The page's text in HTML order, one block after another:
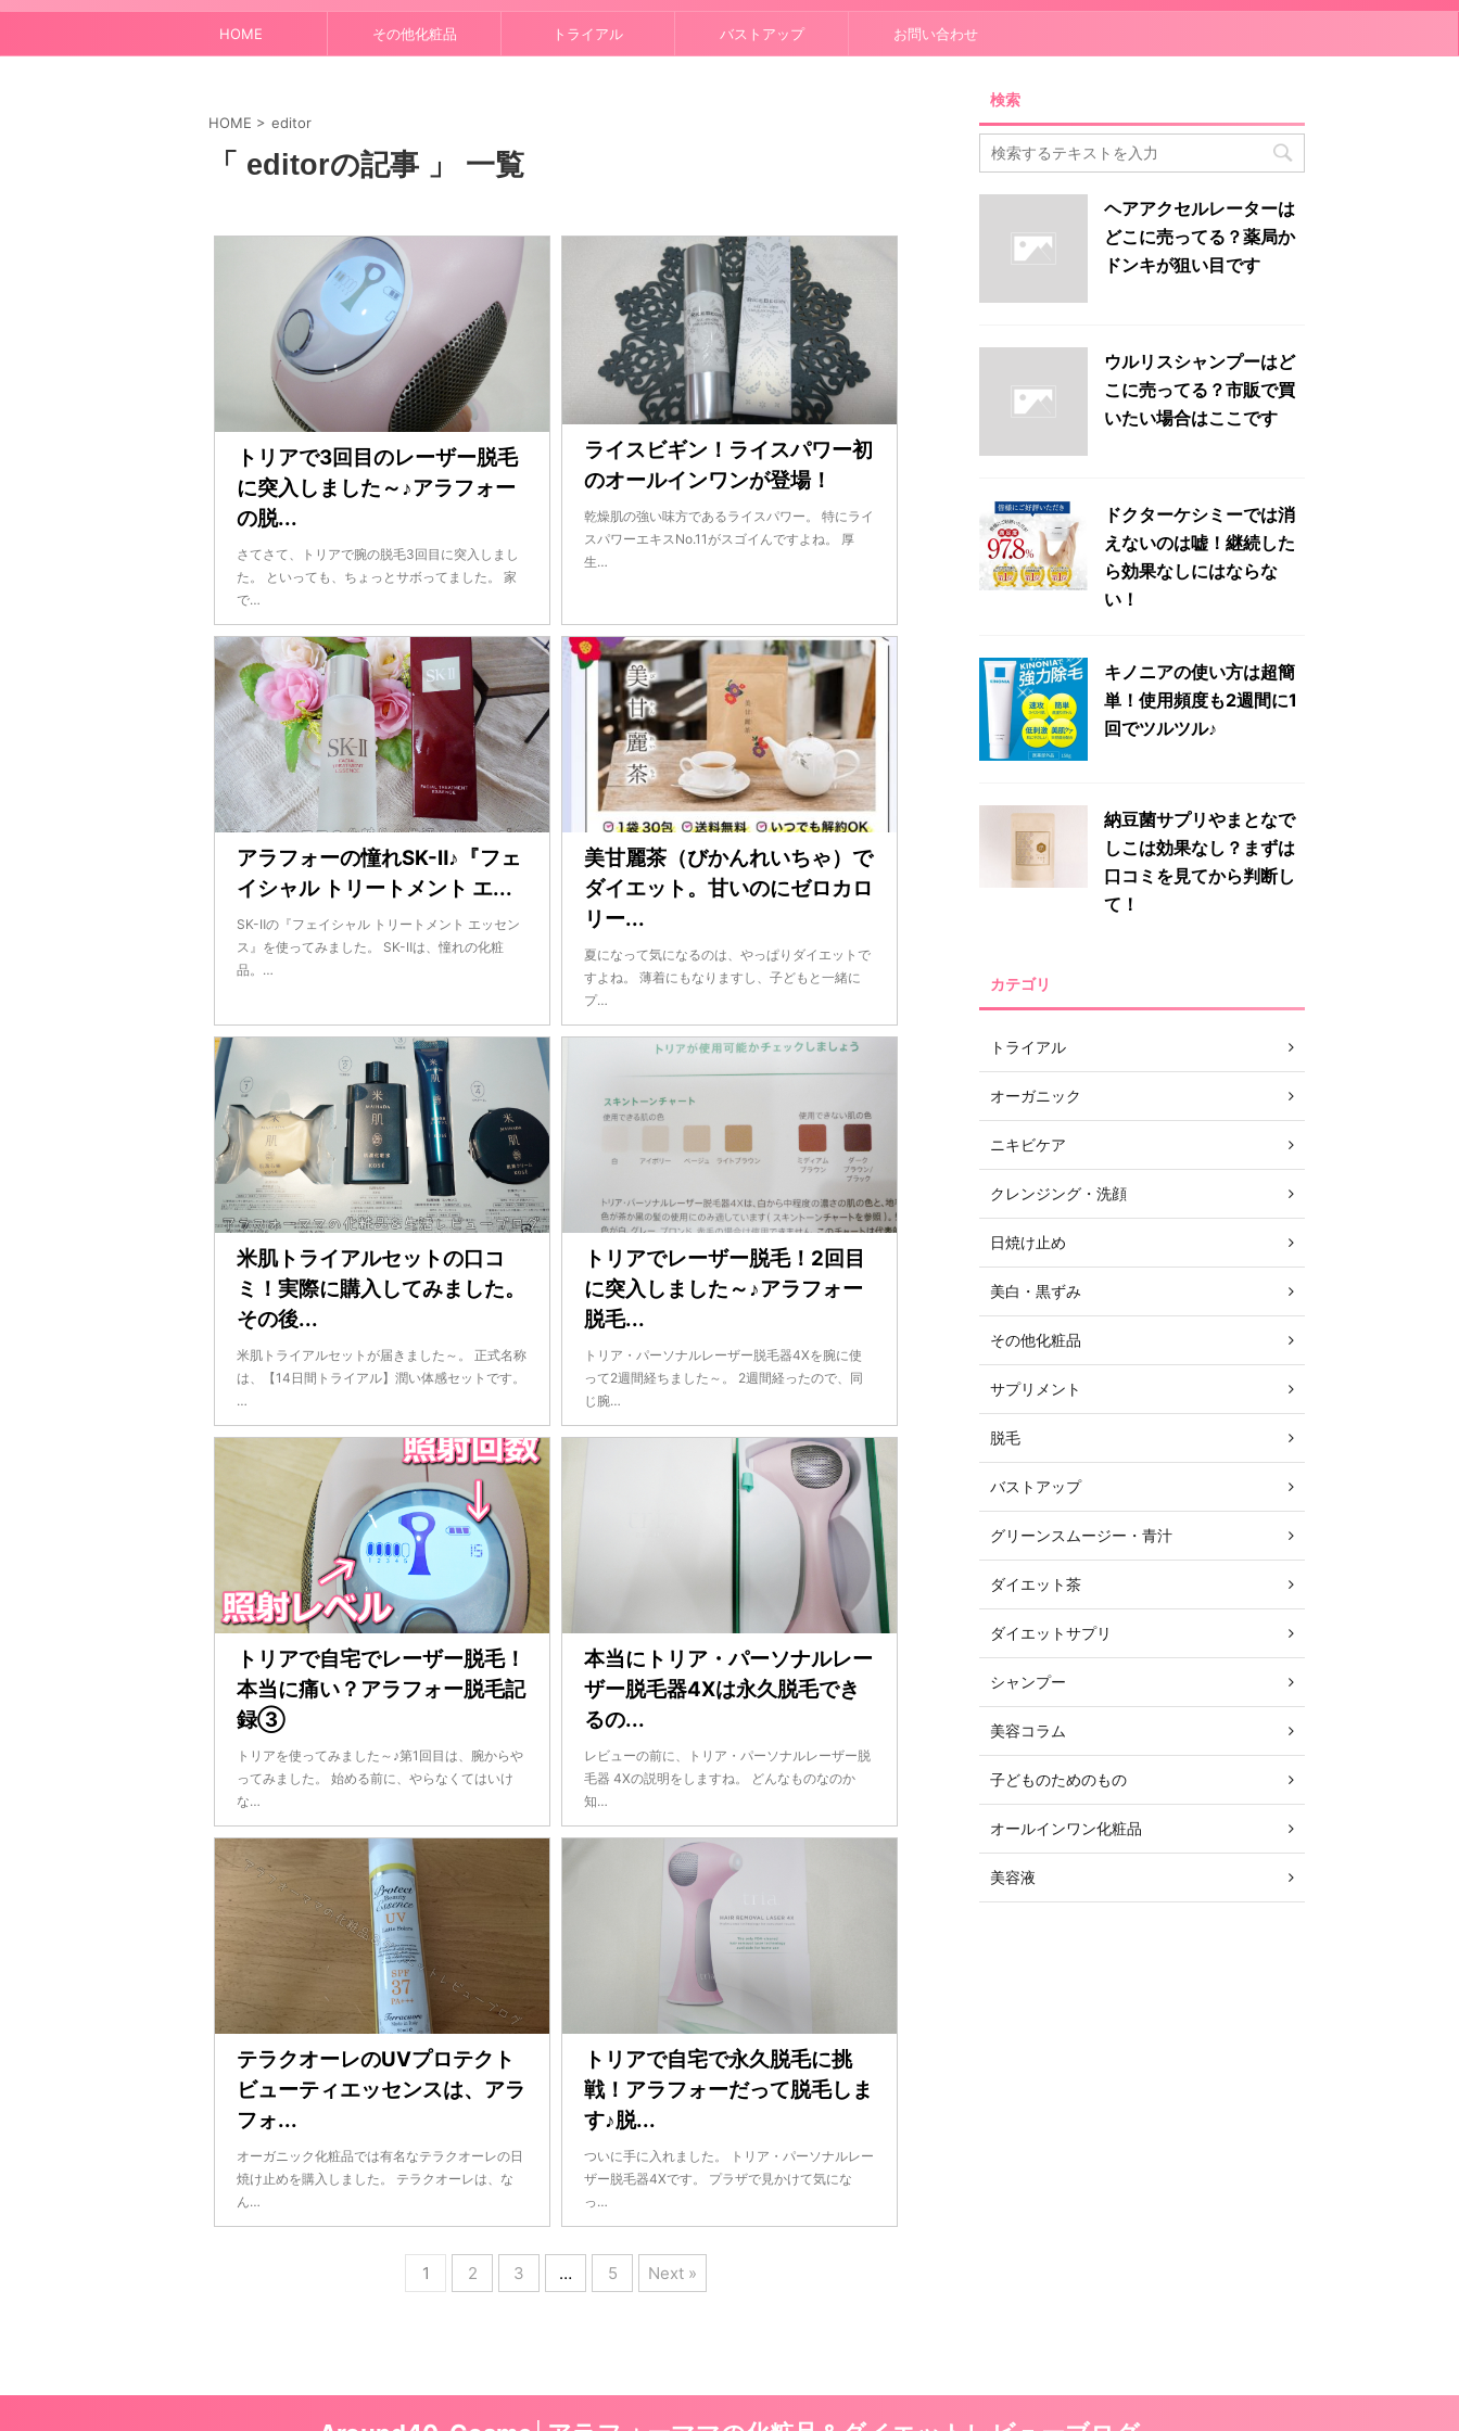
HOME その他化粧品 トライアル バストアップ お問い合わせ
HOME > editor
「 editorの記事 」 一覧
トリアで3回目のレーザー脱毛
に突入しました～♪アラフォー
の脱...
さてさて、トリアで腕の脱毛3回目に突入しまし
た。 といっても、ちょっとサボってました。 家
で…
ライスビギン！ライスパワー初
のオールインワンが登場！
乾燥肌の強い味方であるライスパワー。 特にライ
スパワーエキスNo.11がスゴイんですよね。 厚
生…
アラフォーの憧れSK-Ⅱ♪『フェ
イシャル トリートメント エ...
SK-Ⅱの『フェイシャル トリートメント エッセン
ス』を使ってみました。 SK-Ⅱは、憧れの化粧
品。…
美甘麗茶（びかんれいちゃ）で
ダイエット。甘いのにゼロカロ
リー...
夏になって気になるのは、やっぱりダイエットで
すよね。 薄着にもなりますし、子どもと一緒に
プ…
米肌トライアルセットの口コ
ミ！実際に購入してみました。
その後...
米肌トライアルセットが届きました～。 正式名称
は、【14日間トライアル】潤い体感セットです。
…
トリアでレーザー脱毛！2回目
に突入しました～♪アラフォー
脱毛...
トリア・パーソナルレーザー脱毛器4Xを腕に使
って2週間経ちました～。 2週間経ったので、同
じ腕…
トリアで自宅でレーザー脱毛！
本当に痛い？アラフォー脱毛記
録③
トリアを使ってみました～♪第1回目は、腕からや
ってみました。 始める前に、やらなくてはいけ
な…
本当にトリア・パーソナルレー
ザー脱毛器4Xは永久脱毛でき
るの...
レビューの前に、トリア・パーソナルレーザー脱
毛器 4Xの説明をしますね。 どんなものなのか
知…
テラクオーレのUVプロテクト
ビューティエッセンスは、アラ
フォ...
オーガニック化粧品では有名なテラクオーレの日
焼け止めを購入しました。 テラクオーレは、な
ん…
トリアで自宅で永久脱毛に挑
戦！アラフォーだって脱毛しま
す♪脱...
ついに手に入れました。 トリア・パーソナルレー
ザー脱毛器4Xです。 プラザで見かけて気にな
っ…
1 2 3 … 5 Next »
検索
ヘアアクセルレーターは
どこに売ってる？薬局か
ドンキが狙い目です
ウルリスシャンプーはど
こに売ってる？市販で買
いたい場合はここです
ドクターケシミーでは消
えないのは嘘！継続した
ら効果なしにはならな
い！
キノニアの使い方は超簡
単！使用頻度も2週間に1
回でツルツル♪
納豆菌サプリやまとなで
しこは効果なし？まずは
口コミを見てから判断し
て！
カテゴリ
トライアル
オーガニック
ニキビケア
クレンジング・洗顔
日焼け止め
美白・黒ずみ
その他化粧品
サプリメント
脱毛
バストアップ
グリーンスムージー・青汁
ダイエット茶
ダイエットサプリ
シャンプー
美容コラム
子どものためのもの
オールインワン化粧品
美容液